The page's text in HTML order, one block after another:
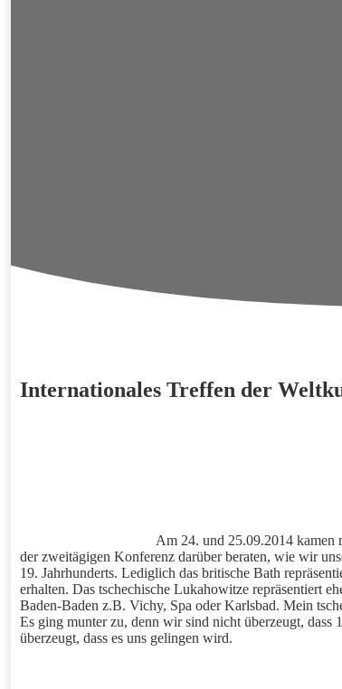
Internationales Treffen der
Am 24. und 25.09.2014 kamen
der zweitägigen Konferenz darüber beraten, wie wir
19. Jahrhunderts. Lediglich das britische Bath
erhalten. Das tschechische Lukahowitze repräsentiert
Baden-Baden z.B. Vichy, Spa oder Karlsbad. Mein
Es ging munter zu, denn wir sind nicht überzeugt, dass
überzeugt, dass es uns gelingen wird.